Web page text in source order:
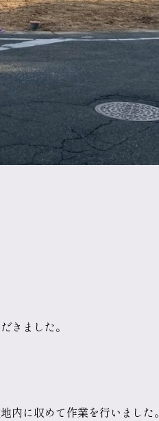
きました。
内に収めて作業を行いました。